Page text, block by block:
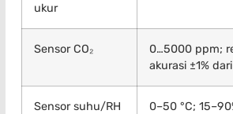
ukur
Sensor CO₂
0…5000 ppm;
akurasi ±1%
Sensor suhu/RH
0–50 °C;